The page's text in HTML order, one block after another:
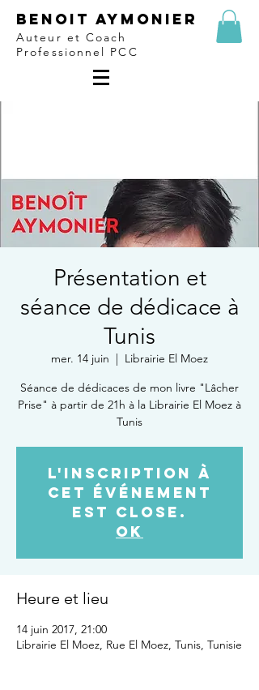
Benoit Aymonier
Auteur et Coach
Professionnel PCC
Présentation et
séance de dédicace à
Tunis
mer. 14 juin
  |
Librairie El Moez
Séance de dédicaces de mon livre "Lâcher
Prise" à partir de 21h à la Librairie El Moez à
Tunis
L'inscription à
cet événement
est close.
OK
Heure et lieu
14 juin 2017, 21:00
Librairie El Moez, Rue El Moez, Tunis, Tunisie